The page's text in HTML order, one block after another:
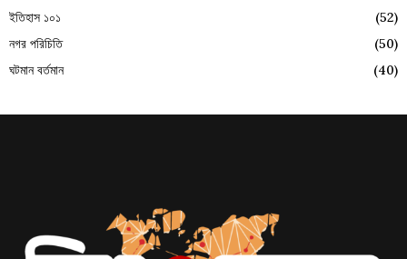
ইতিহাস ১০১
(52)
নগর পরিচিতি
(50)
ঘটমান বর্তমান
(40)